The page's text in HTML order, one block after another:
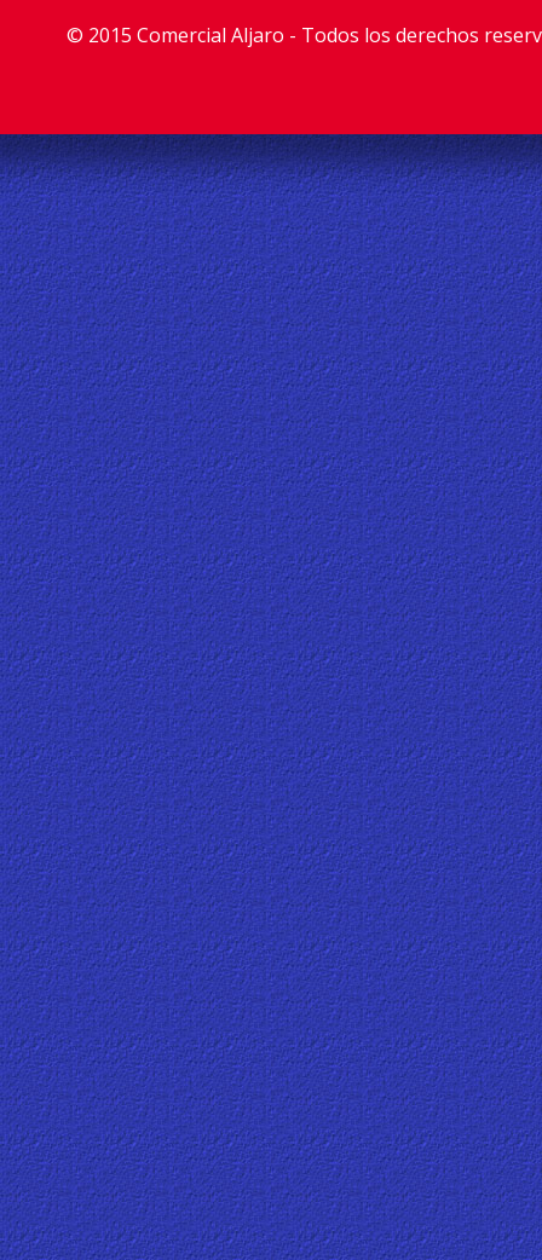
© 2015 Comercial Aljaro - Todos los derechos